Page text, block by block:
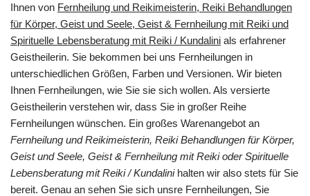
Ihnen von Fernheilung und Reikimeisterin, Reiki Behandlungen
für Körper, Geist und Seele, Geist & Fernheilung mit Reiki und
Spirituelle Lebensberatung mit Reiki / Kundalini als erfahrener
Geistheilerin. Sie bekommen bei uns Fernheilungen in
unterschiedlichen Größen, Farben und Versionen. Wir bieten
Ihnen Fernheilungen, wie Sie sie sich wollen. Als versierte
Geistheilerin verstehen wir, dass Sie in großer Reihe
Fernheilungen wünschen. Ein großes Warenangebot an
Fernheilung und Reikimeisterin, Reiki Behandlungen für Körper,
Geist und Seele, Geist & Fernheilung mit Reiki oder Spirituelle
Lebensberatung mit Reiki / Kundalinihalten wir also stets für Sie
bereit. Genau an sehen Sie sich unsre Fernheilungen, Sie